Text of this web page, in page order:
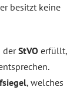
besitzt keine
derStVO erfüllt,
, welches